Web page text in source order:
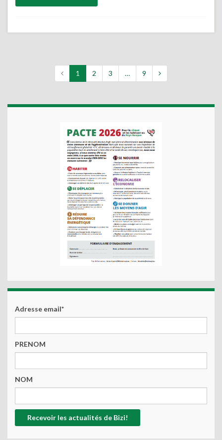
1 2 3 … 9
Adresse email*
PRENOM
NOM